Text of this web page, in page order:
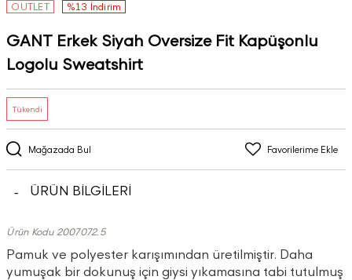
OUTLET %13 İndirim
GANT Erkek Siyah Oversize Fit Kapüşonlu
Logolu Sweatshirt
Mağazada Bul Favorilerime Ekle
Tükendi
ÜRÜN BİLGİLERİ
Ürün Kodu 2007072.5
Pamuk ve polyester karışımından üretilmiştir. Daha
yumuşak bir dokunuş için giysi yıkamasına tabi tutulmuş